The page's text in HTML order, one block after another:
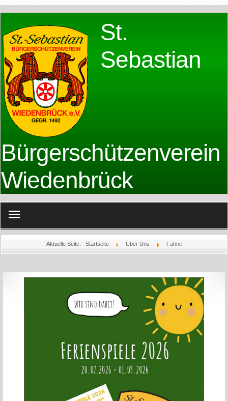
St.
Sebastian
Bürgerschützenverein
Wiedenbrück
Jubiläum
Aktuelle Seite: Startseite Über Uns Fahne